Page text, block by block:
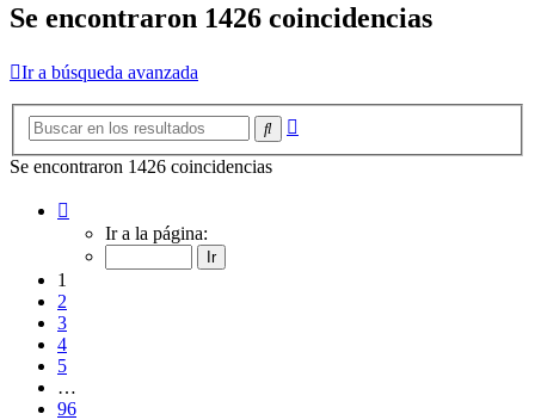
Se encontraron 1426 coincidencias
Ir a búsqueda avanzada
Buscar
Se encontraron 1426 coincidencias
Ir a la página:
1
2
3
4
5
…
96